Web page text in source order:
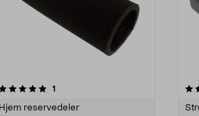
1
Hjem reservedeler
4.5av 5 stjerner